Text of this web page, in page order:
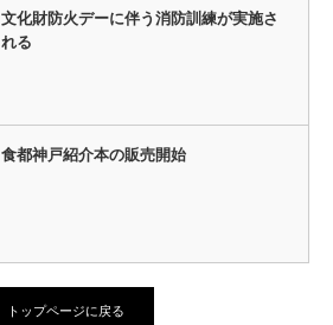
文化財防火デーに伴う消防訓練が実施さ
れる
食都神戸紹介本の販売開始
トップページに戻る